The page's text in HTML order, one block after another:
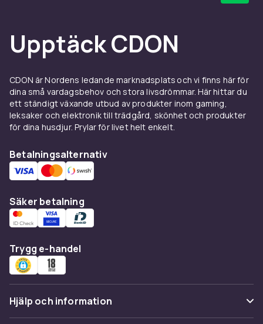
Upptäck CDON
CDON är Nordens ledande marknadsplats och vi finns här för
dina små vardagsbehov och stora livsdrömmar. Här hittar du
ett ständigt växande utbud av produkter inom gaming,
leksaker och elektronik till trädgård, skönhet och produkter
för dina husdjur. Prylar för livet helt enkelt.
Betalningsalternativ
Säker betalning
Trygg e-handel
Hjälp och information